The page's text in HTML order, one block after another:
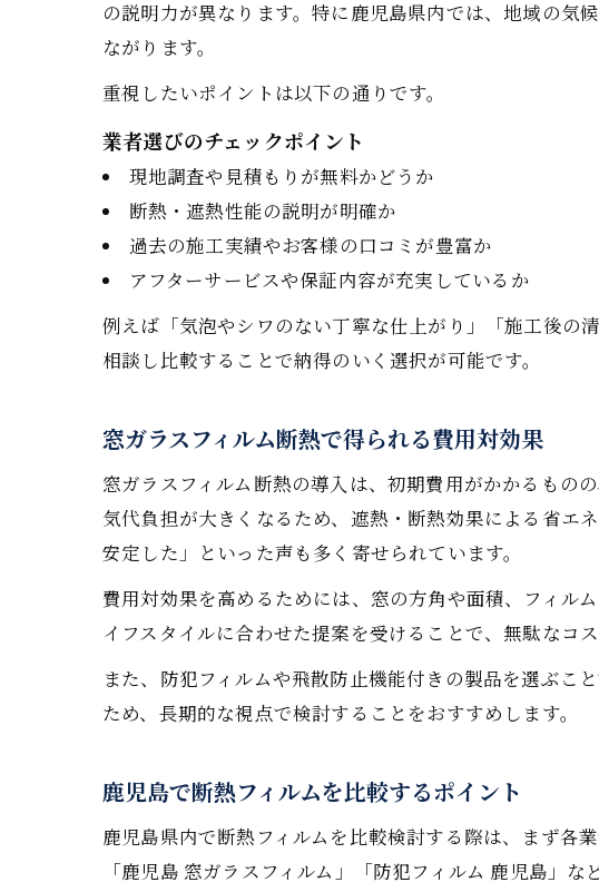
防犯と
の説明力が異なります。特に鹿児島県内では、地域の気
ながります。
重視したいポイントは以下の通りです。
業者選びのチェックポイント
現地調査や見積もりが無料かどうか
断熱・遮熱性能の説明が明確か
過去の施工実績やお客様の口コミが豊富か
アフターサービスや保証内容が充実しているか
例えば「気泡やシワのない丁寧な仕上がり」「施工後の
相談し比較することで納得のいく選択が可能です。
窓ガラスフィルム断熱で得られる費用対効果
窓ガラスフィルム断熱の導入は、初期費用がかかるもの
気代負担が大きくなるため、遮熱・断熱効果による省エ
安定した」といった声も多く寄せられています。
費用対効果を高めるためには、窓の方角や面積、フィル
イフスタイルに合わせた提案を受けることで、無駄なコ
また、防犯フィルムや飛散防止機能付きの製品を選ぶこ
ため、長期的な視点で検討することをおすすめします。
鹿児島で断熱フィルムを比較するポイント
鹿児島県内で断熱フィルムを比較検討する際は、まず各
「鹿児島 窓ガラスフィルム」「防犯フィルム 鹿児島」